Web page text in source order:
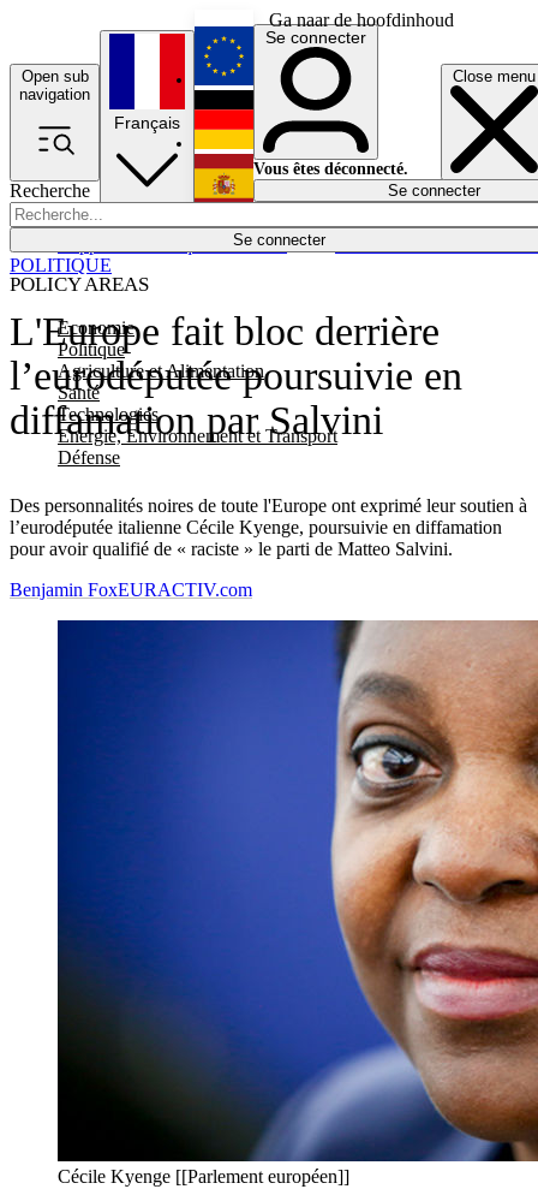
Ga naar de hoofdinhoud
Open sub
navigation
Close menu
Recherche
Se connecter
POLICY AREAS
Economie
Politique
Agriculture et Alimentation
Santé
Technologies
Energie, Environnement et Transport
Défense
Économie
Français
English
Deutsch
Español
Se connecter
Vous êtes déconnecté.
Se connecter
L'Europe fait bloc derrière
l’eurodéputée poursuivie en
diffamation par Salvini
Des personnalités noires de toute l'Europe ont exprimé leur soutien à
l’eurodéputée italienne Cécile Kyenge, poursuivie en diffamation
pour avoir qualifié de « raciste » le parti de Matteo Salvini.
POLITIQUE
Benjamin FoxEURACTIV.com
Cécile Kyenge [[Parlement européen]]